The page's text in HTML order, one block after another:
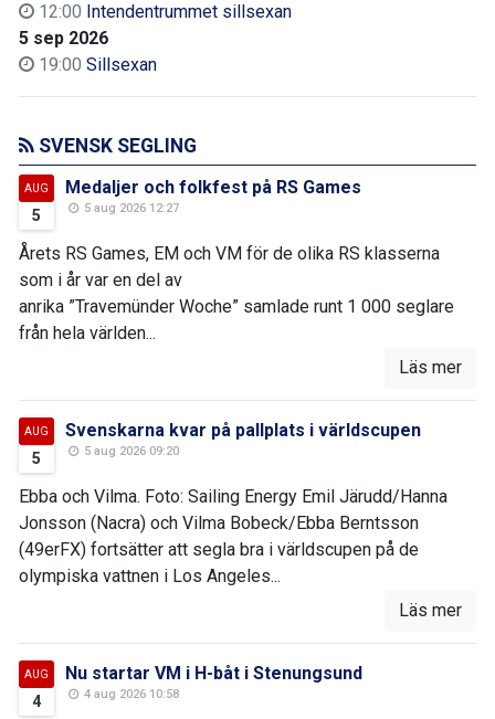
12:00 Intendentrummet sillsexan
5 sep 2026
19:00 Sillsexan
SVENSK SEGLING
AUG
5
Medaljer och folkfest på RS Games
5 aug 2026 12:27
Årets RS Games, EM och VM för de olika RS klasserna
som i år var en del av
anrika ”Travemünder Woche” samlade runt 1 000 seglare
från hela världen...
Läs mer
AUG
5
Svenskarna kvar på pallplats i världscupen
5 aug 2026 09:20
Ebba och Vilma. Foto: Sailing Energy Emil Järudd/Hanna
Jonsson (Nacra) och Vilma Bobeck/Ebba Berntsson
(49erFX) fortsätter att segla bra i världscupen på de
olympiska vattnen i Los Angeles...
Läs mer
AUG
4
Nu startar VM i H-båt i Stenungsund
4 aug 2026 10:58